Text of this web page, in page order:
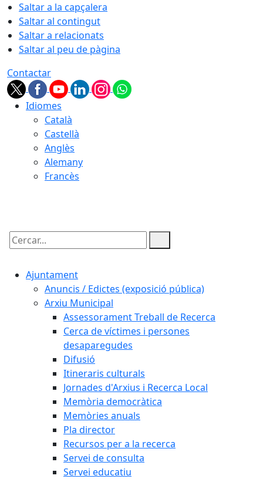
Saltar a la capçalera
Saltar al contingut
Saltar a relacionats
Saltar al peu de pàgina
Contactar
Idiomes
Català
Castellà
Anglès
Alemany
Francès
Cercar:
Ajuntament
Anuncis / Edictes (exposició pública)
Arxiu Municipal
Assessorament Treball de Recerca
Cerca de víctimes i persones
desaparegudes
Difusió
Itineraris culturals
Jornades d'Arxius i Recerca Local
Memòria democràtica
Memòries anuals
Pla director
Recursos per a la recerca
Servei de consulta
Servei educatiu